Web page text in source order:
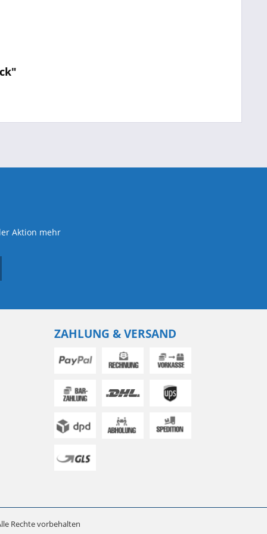
Aktion mehr
ZAHLUNG & VERSAND
Rechte vorbehalten